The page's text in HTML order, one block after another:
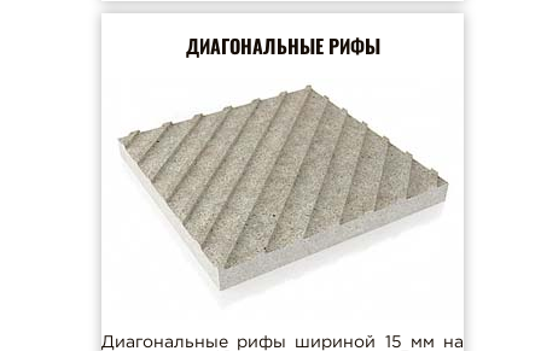
г. Тула, ул. С. Перовской, д. 4, оф. 10
ДИАГОНАЛЬНЫЕ РИФЫ
Диагональные рифы шириной 15 мм на